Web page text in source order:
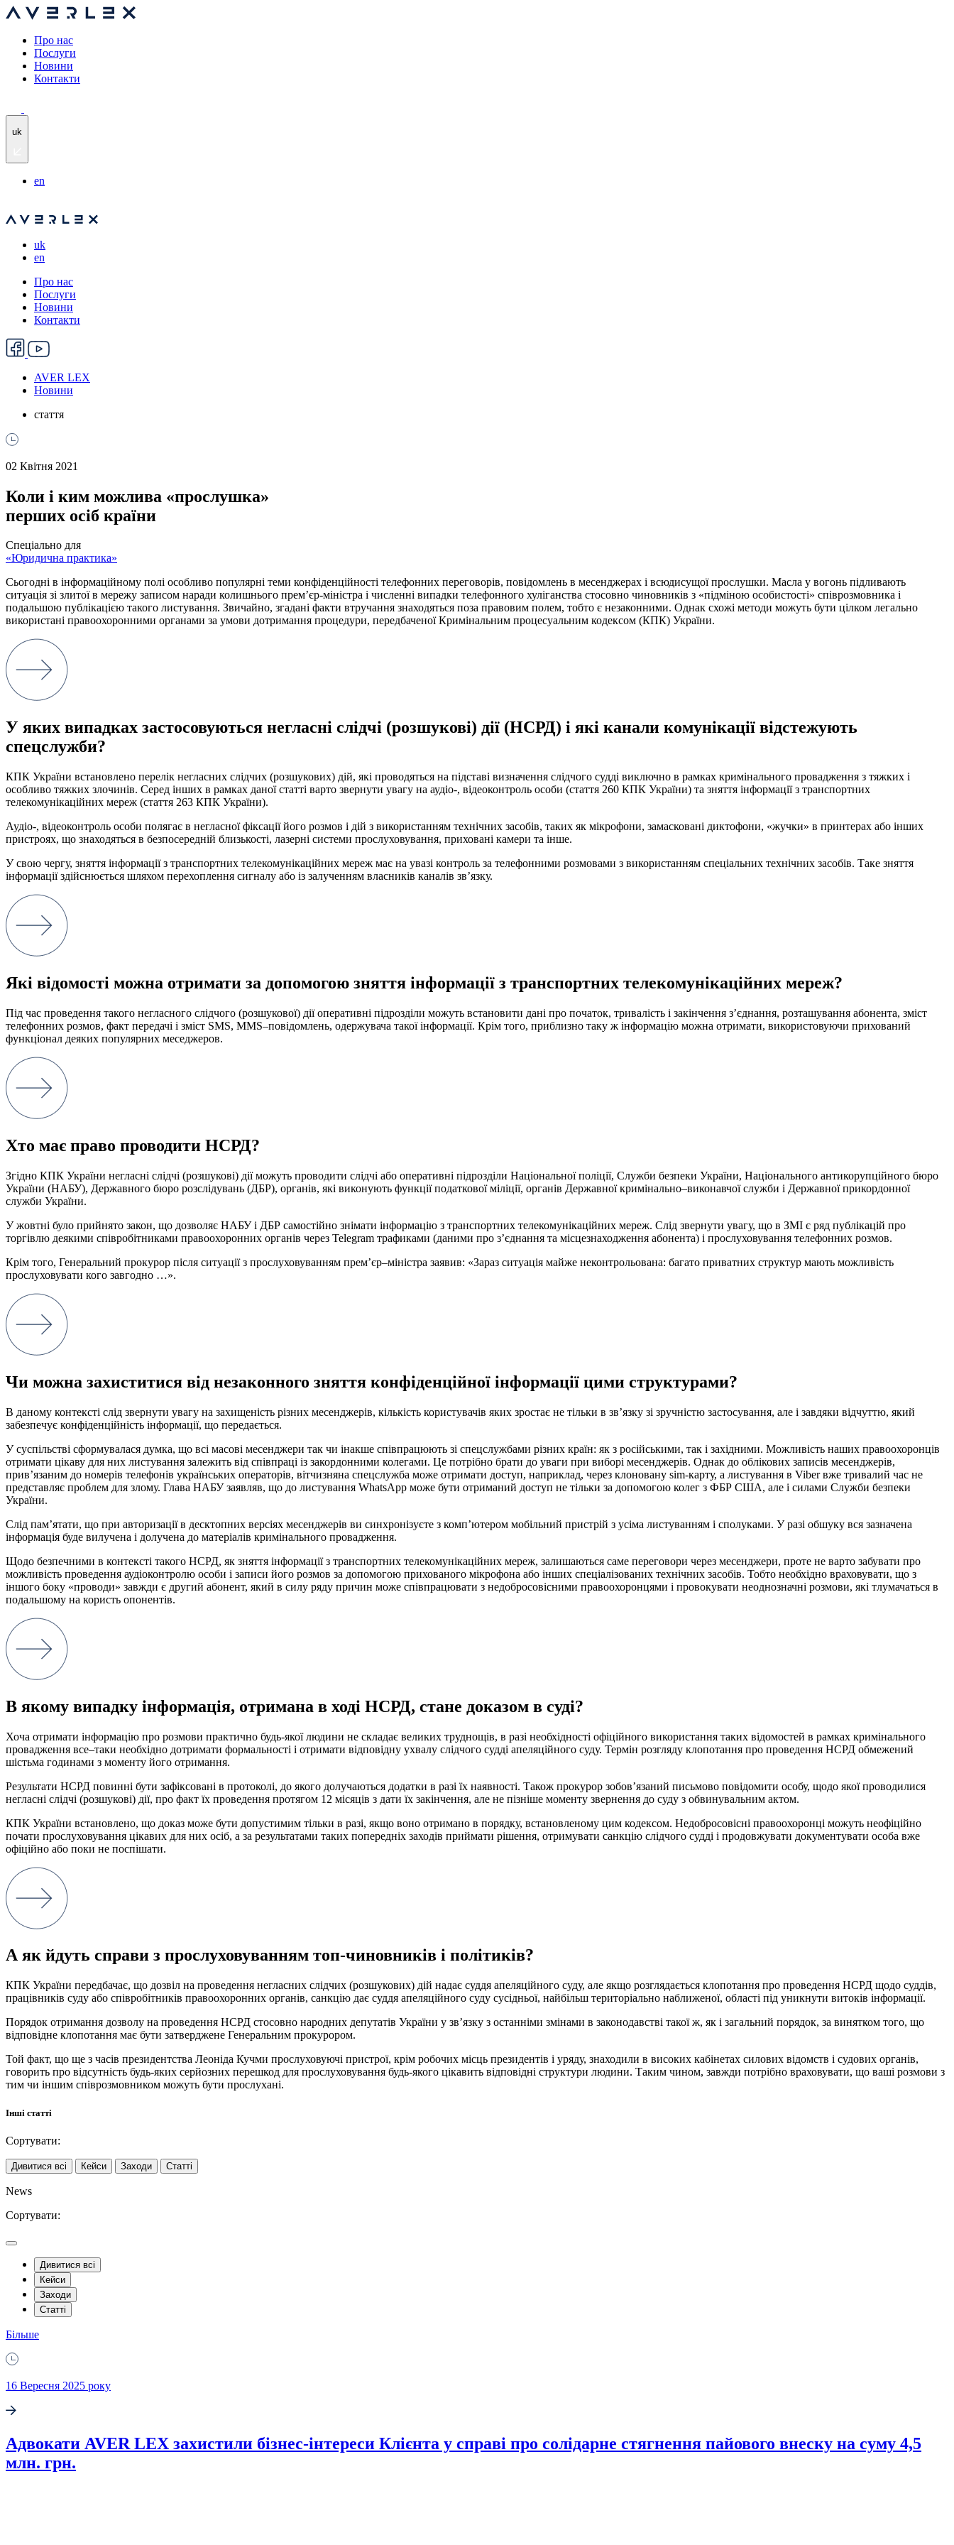
Про нас
Послуги
Новини
Контакти
uk
en
uk
en
Про нас
Послуги
Новини
Контакти
AVER LEX
Новини
стаття
02 Квітня 2021
Коли і ким можлива «прослушка»
перших осіб країни
Спеціально для
«Юридична практика»
Сьогодні в інформаційному полі особливо популярні теми конфіденційності телефонних переговорів, повідомлень в месенджерах і всюдисущої прослушки. Масла у вогонь підливають
ситуація зі злитої в мережу записом наради колишнього прем’єр-міністра і численні випадки телефонного хуліганства стосовно чиновників з «підміною особистості» співрозмовника і
подальшою публікацією такого листування. Звичайно, згадані факти втручання знаходяться поза правовим полем, тобто є незаконними. Однак схожі методи можуть бути цілком легально
використані правоохоронними органами за умови дотримання процедури, передбаченої Кримінальним процесуальним кодексом (КПК) України.
У яких випадках застосовуються негласні слідчі (розшукові) дії (НСРД) і які канали комунікації відстежують
спецслужби?
КПК України встановлено перелік негласних слідчих (розшукових) дій, які проводяться на підставі визначення слідчого судді виключно в рамках кримінального провадження з тяжких і
особливо тяжких злочинів. Серед інших в рамках даної статті варто звернути увагу на аудіо-, відеоконтроль особи (стаття 260 КПК України) та зняття інформації з транспортних
телекомунікаційних мереж (стаття 263 КПК України).
Аудіо-, відеоконтроль особи полягає в негласної фіксації його розмов і дій з використанням технічних засобів, таких як мікрофони, замасковані диктофони, «жучки» в принтерах або інших
пристроях, що знаходяться в безпосередній близькості, лазерні системи прослуховування, приховані камери та інше.
У свою чергу, зняття інформації з транспортних телекомунікаційних мереж має на увазі контроль за телефонними розмовами з використанням спеціальних технічних засобів. Таке зняття
інформації здійснюється шляхом перехоплення сигналу або із залученням власників каналів зв’язку.
Які відомості можна отримати за допомогою зняття інформації з транспортних телекомунікаційних мереж?
Під час проведення такого негласного слідчого (розшукової) дії оперативні підрозділи можуть встановити дані про початок, тривалість і закінчення з’єднання, розташування абонента, зміст
телефонних розмов, факт передачі і зміст SMS, MMS–повідомлень, одержувача такої інформації. Крім того, приблизно таку ж інформацію можна отримати, використовуючи прихований
функціонал деяких популярних меседжеров.
Хто має право проводити НСРД?
Згідно КПК України негласні слідчі (розшукові) дії можуть проводити слідчі або оперативні підрозділи Національної поліції, Служби безпеки України, Національного антикорупційного бюро
України (НАБУ), Державного бюро розслідувань (ДБР), органів, які виконують функції податкової міліції, органів Державної кримінально–виконавчої служби і Державної прикордонної
служби України.
У жовтні було прийнято закон, що дозволяє НАБУ і ДБР самостійно знімати інформацію з транспортних телекомунікаційних мереж. Слід звернути увагу, що в ЗМІ є ряд публікацій про
торгівлю деякими співробітниками правоохоронних органів через Telegram трафиками (даними про з’єднання та місцезнаходження абонента) і прослуховування телефонних розмов.
Крім того, Генеральний прокурор після ситуації з прослуховуванням прем’єр–міністра заявив: «Зараз ситуація майже неконтрольована: багато приватних структур мають можливість
прослуховувати кого завгодно …».
Чи можна захиститися від незаконного зняття конфіденційної інформації цими структурами?
В даному контексті слід звернути увагу на захищеність різних месенджерів, кількість користувачів яких зростає не тільки в зв’язку зі зручністю застосування, але і завдяки відчуттю, який
забезпечує конфіденційність інформації, що передається.
У суспільстві сформувалася думка, що всі масові месенджери так чи інакше співпрацюють зі спецслужбами різних країн: як з російськими, так і західними. Можливість наших правоохоронців
отримати цікаву для них листування залежить від співпраці із закордонними колегами. Це потрібно брати до уваги при виборі месенджерів. Однак до облікових записів месенджерів,
прив’язаним до номерів телефонів українських операторів, вітчизняна спецслужба може отримати доступ, наприклад, через клоновану sim-карту, а листування в Viber вже тривалий час не
представляє проблем для злому. Глава НАБУ заявляв, що до листування WhatsApp може бути отриманий доступ не тільки за допомогою колег з ФБР США, але і силами Служби безпеки
України.
Слід пам’ятати, що при авторизації в десктопних версіях месенджерів ви синхронізуєте з комп’ютером мобільний пристрій з усіма листуванням і сполуками. У разі обшуку вся зазначена
інформація буде вилучена і долучена до матеріалів кримінального провадження.
Щодо безпечними в контексті такого НСРД, як зняття інформації з транспортних телекомунікаційних мереж, залишаються саме переговори через месенджери, проте не варто забувати про
можливість проведення аудіоконтролю особи і записи його розмов за допомогою прихованого мікрофона або інших спеціалізованих технічних засобів. Тобто необхідно враховувати, що з
іншого боку «проводи» завжди є другий абонент, який в силу ряду причин може співпрацювати з недобросовісними правоохоронцями і провокувати неоднозначні розмови, які тлумачаться в
подальшому на користь опонентів.
В якому випадку інформація, отримана в ході НСРД, стане доказом в суді?
Хоча отримати інформацію про розмови практично будь-якої людини не складає великих труднощів, в разі необхідності офіційного використання таких відомостей в рамках кримінального
провадження все–таки необхідно дотримати формальності і отримати відповідну ухвалу слідчого судді апеляційного суду. Термін розгляду клопотання про проведення НСРД обмежений
шістьма годинами з моменту його отримання.
Результати НСРД повинні бути зафіксовані в протоколі, до якого долучаються додатки в разі їх наявності. Також прокурор зобов’язаний письмово повідомити особу, щодо якої проводилися
негласні слідчі (розшукові) дії, про факт їх проведення протягом 12 місяців з дати їх закінчення, але не пізніше моменту звернення до суду з обвинувальним актом.
КПК України встановлено, що доказ може бути допустимим тільки в разі, якщо воно отримано в порядку, встановленому цим кодексом. Недобросовісні правоохоронці можуть неофіційно
почати прослуховування цікавих для них осіб, а за результатами таких попередніх заходів приймати рішення, отримувати санкцію слідчого судді і продовжувати документувати особа вже
офіційно або поки не поспішати.
А як йдуть справи з прослуховуванням топ-чиновників і політиків?
КПК України передбачає, що дозвіл на проведення негласних слідчих (розшукових) дій надає суддя апеляційного суду, але якщо розглядається клопотання про проведення НСРД щодо суддів,
працівників суду або співробітників правоохоронних органів, санкцію дає суддя апеляційного суду сусідньої, найбільш територіально наближеної, області під уникнути витоків інформації.
Порядок отримання дозволу на проведення НСРД стосовно народних депутатів України у зв’язку з останніми змінами в законодавстві такої ж, як і загальний порядок, за винятком того, що
відповідне клопотання має бути затверджене Генеральним прокурором.
Той факт, що ще з часів президентства Леоніда Кучми прослуховуючі пристрої, крім робочих місць президентів і уряду, знаходили в високих кабінетах силових відомств і судових органів,
говорить про відсутність будь-яких серйозних перешкод для прослуховування будь-якого цікавить відповідні структури людини. Таким чином, завжди потрібно враховувати, що ваші розмови з
тим чи іншим співрозмовником можуть бути прослухані.
Інші статті
Сортувати:
Дивитися всі Кейси Заходи Статті
News
Сортувати:
Дивитися всі
Кейси
Заходи
Статті
Більше
16 Вересня 2025 року
Адвокати AVER LEX захистили бізнес-інтереси Клієнта у справі про солідарне стягнення пайового внеску на суму 4,5
млн. грн.